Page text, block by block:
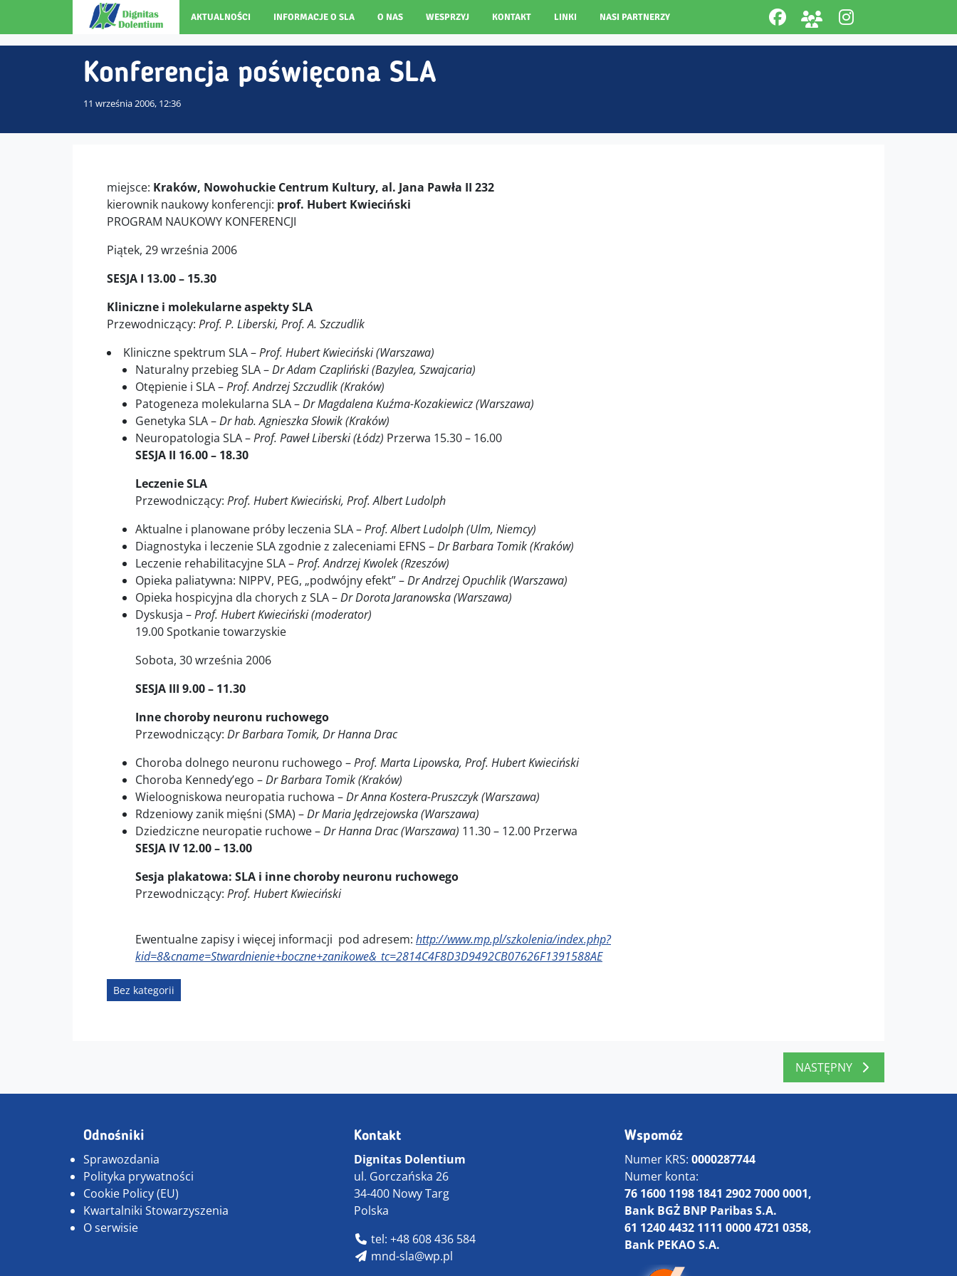
AKTUALNOŚCI INFORMACJE O SLA O NAS WESPRZYJ KONTAKT LINKI NASI PARTNERZY
Konferencja poświęcona SLA
11 września 2006, 12:36
miejsce: Kraków, Nowohuckie Centrum Kultury, al. Jana Pawła II 232
kierownik naukowy konferencji: prof. Hubert Kwieciński
PROGRAM NAUKOWY KONFERENCJI
Piątek, 29 września 2006
SESJA I 13.00 – 15.30
Kliniczne i molekularne aspekty SLA
Przewodniczący: Prof. P. Liberski, Prof. A. Szczudlik
Kliniczne spektrum SLA –Prof. Hubert Kwieciński (Warszawa)
Naturalny przebieg SLA –Dr Adam Czapliński (Bazylea, Szwajcaria)
Otępienie i SLA –Prof. Andrzej Szczudlik (Kraków)
Patogeneza molekularna SLA –Dr Magdalena Kuźma-Kozakiewicz (Warszawa)
Genetyka SLA –Dr hab. Agnieszka Słowik (Kraków)
Neuropatologia SLA –Prof. Paweł Liberski (Łódz) Przerwa 15.30 – 16.00
SESJA II 16.00 – 18.30
Leczenie SLA
Przewodniczący: Prof. Hubert Kwieciński, Prof. Albert Ludolph
Aktualne i planowane próby leczenia SLA –Prof. Albert Ludolph (Ulm, Niemcy)
Diagnostyka i leczenie SLA zgodnie z zaleceniami EFNS –Dr Barbara Tomik (Kraków)
Leczenie rehabilitacyjne SLA –Prof. Andrzej Kwolek (Rzeszów)
Opieka paliatywna: NIPPV, PEG, „podwójny efekt” –Dr Andrzej Opuchlik (Warszawa)
Opieka hospicyjna dla chorych z SLA –Dr Dorota Jaranowska (Warszawa)
Dyskusja –Prof. Hubert Kwieciński (moderator)
19.00 Spotkanie towarzyskie
Sobota, 30 września 2006
SESJA III 9.00 – 11.30
Inne choroby neuronu ruchowego
Przewodniczący: Dr Barbara Tomik, Dr Hanna Drac
Choroba dolnego neuronu ruchowego –Prof. Marta Lipowska, Prof. Hubert Kwieciński
Choroba Kennedy’ego –Dr Barbara Tomik (Kraków)
Wieloogniskowa neuropatia ruchowa –Dr Anna Kostera-Pruszczyk (Warszawa)
Rdzeniowy zanik mięśni (SMA) –Dr Maria Jędrzejowska (Warszawa)
Dziedziczne neuropatie ruchowe –Dr Hanna Drac (Warszawa) 11.30 – 12.00 Przerwa
SESJA IV 12.00 – 13.00
Sesja plakatowa: SLA i inne choroby neuronu ruchowego
Przewodniczący: Prof. Hubert Kwieciński
Ewentualne zapisy i więcej informacji pod adresem: http://www.mp.pl/szkolenia/index.php?
kid=8&cname=Stwardnienie+boczne+zanikowe&_tc=2814C4F8D3D9492CB07626F1391588AE
Bez kategorii
NASTĘPNY
Odnośniki
Sprawozdania
Polityka prywatności
Cookie Policy (EU)
Kwartalniki Stowarzyszenia
O serwisie
Kontakt
Dignitas Dolentium
ul. Gorczańska 26
34-400 Nowy Targ
Polska
tel: +48 608 436 584
mnd-sla@wp.pl
Wspomóż
Numer KRS: 0000287744
Numer konta:
76 1600 1198 1841 2902 7000 0001,
Bank BGŻ BNP Paribas S.A.
61 1240 4432 1111 0000 4721 0358,
Bank PEKAO S.A.